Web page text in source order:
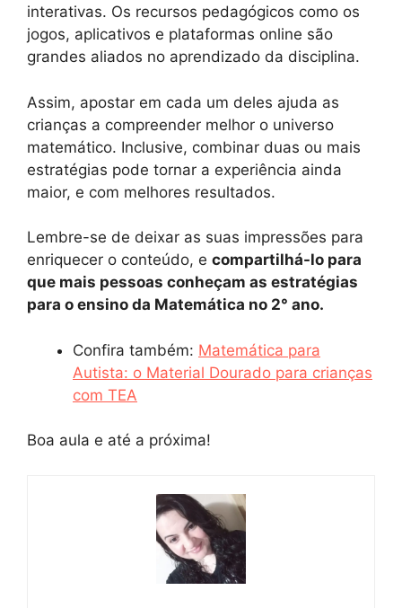
interativas. Os recursos pedagógicos como os
jogos, aplicativos e plataformas online são
grandes aliados no aprendizado da disciplina.
Assim, apostar em cada um deles ajuda as
crianças a compreender melhor o universo
matemático. Inclusive, combinar duas ou mais
estratégias pode tornar a experiência ainda
maior, e com melhores resultados.
Lembre-se de deixar as suas impressões para
enriquecer o conteúdo, e compartilhá-lo para
que mais pessoas conheçam as estratégias
para o ensino da Matemática no 2° ano.
Confira também: Matemática para
Autista: o Material Dourado para crianças
com TEA
Boa aula e até a próxima!